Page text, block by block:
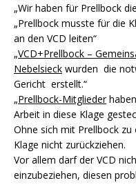
„Wir haben für Prellbock
„Prellbock musste für die
an den VCD leiten“
„VCD+Prellbock –
Nebelsieck wurden die
Gericht erstellt.“
„Prellbock-Mitglieder
Arbeit in diese Klage
Ohne sich mit Prellbock
Klage nicht zurückziehen.
Vor allem darf der VCD
einzubeziehen, diesen